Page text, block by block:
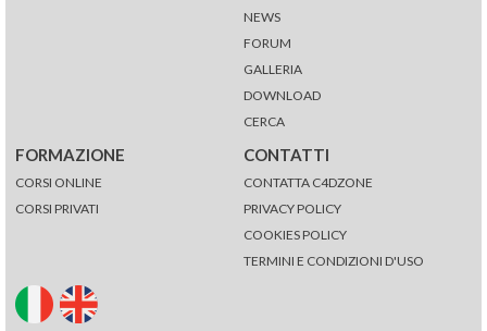
NEWS
FORUM
GALLERIA
DOWNLOAD
CERCA
FORMAZIONE
CORSI ONLINE
CORSI PRIVATI
CONTATTI
CONTATTA C4DZONE
PRIVACY POLICY
COOKIES POLICY
TERMINI E CONDIZIONI D'USO